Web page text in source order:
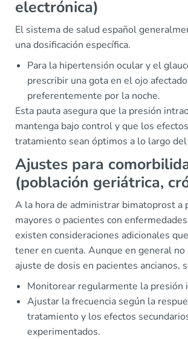
electrónica)
El sistema de salud español
una dosificación específica.
Para la hipertensión ocular y el
prescribir una gota en el ojo
preferentemente por la noche.
Esta pauta asegura que la presión
mantenga bajo control y que los
tratamiento sean óptimos a lo largo del
Ajustes para
(población geriátrica,
A la hora de administrar bimatoprost a
mayores o pacientes con
existen consideraciones adicionales
tener en cuenta. Aunque en general
ajuste de dosis en pacientes ancianos,
Monitorear regularmente la presión
Ajustar la frecuencia según la
tratamiento y los efectos
experimentados.